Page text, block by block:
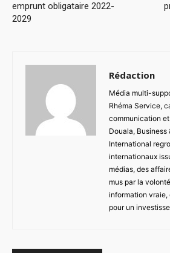
emprunt obligataire 2022-
2029
Rédaction
Média multi-
Rhéma Service,
communication
Douala, Business
International
internationaux
médias, des
mus par la
information
pour un